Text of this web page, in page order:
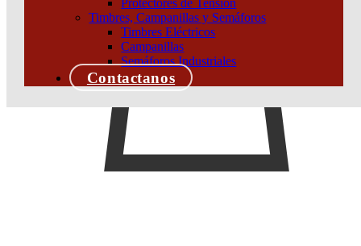
Protectores de Tensión
Timbres, Campanillas y Semáforos
Timbres Eléctricos
Campanillas
Semáforos Industriales
Contactanos